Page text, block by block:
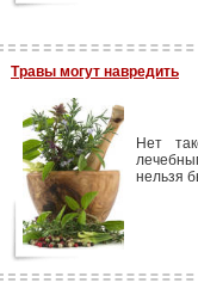
Травы могут навредить
Нет
нельзя